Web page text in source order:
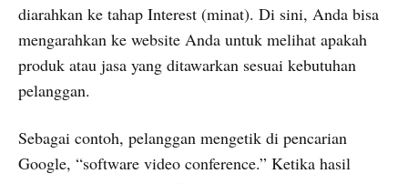
diarahkan ke tahap Interest (minat). Di sini, Anda bisa
mengarahkan ke website Anda untuk melihat apakah
produk atau jasa yang ditawarkan sesuai kebutuhan
pelanggan.
Sebagai contoh, pelanggan mengetik di pencarian
Google, “software video conference.” Ketika hasil